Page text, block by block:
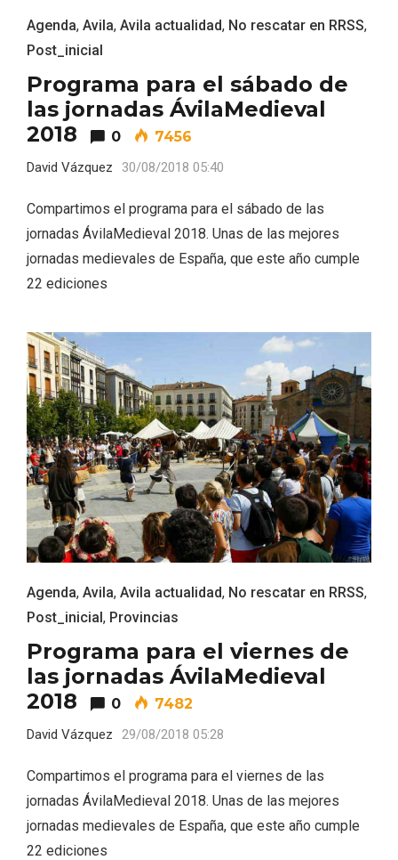
Agenda, Avila, Avila actualidad, No rescatar en RRSS,
Post_inicial
Programa para el sábado de
las jornadas ÁvilaMedieval
2018
0 7456
David Vázquez 30/08/2018 05:40
Compartimos el programa para el sábado de las
jornadas ÁvilaMedieval 2018. Unas de las mejores
jornadas medievales de España, que este año cumple
22 ediciones
Agenda, Avila, Avila actualidad, No rescatar en RRSS,
Post_inicial, Provincias
Programa para el viernes de
las jornadas ÁvilaMedieval
2018
0 7482
David Vázquez 29/08/2018 05:28
Compartimos el programa para el viernes de las
jornadas ÁvilaMedieval 2018. Unas de las mejores
jornadas medievales de España, que este año cumple
22 ediciones
VII Feria del Vino de Sotillo 2026 ‘Sotillo,
el Vino y Yo’
Feria del Vino de Toro 2026; descubre
“Otros Vinos de Toro”
V Feria Europea del Queso 2026 en
Serrada